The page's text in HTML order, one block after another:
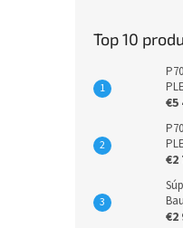
Top 10
€5
€2
€2